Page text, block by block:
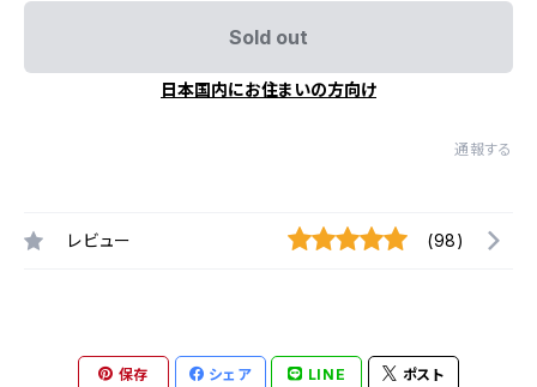
Sold out
日本国内にお住まいの方向け
通報する
レビュー (98)
保存 シェア LINE ポスト